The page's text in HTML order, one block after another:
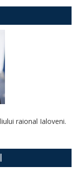
raional Ialoveni.